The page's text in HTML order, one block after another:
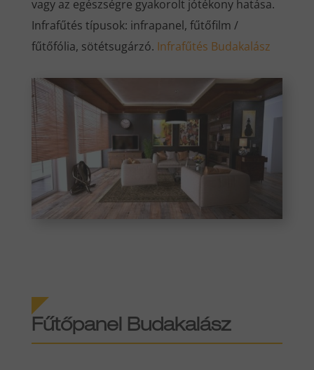
vagy az egészségre gyakorolt jótékony hatása.
Infrafűtés típusok: infrapanel, fűtőfilm /
fűtőfólia, sötétsugárzó. Infrafűtés Budakalász
Fűtőpanel Budakalász